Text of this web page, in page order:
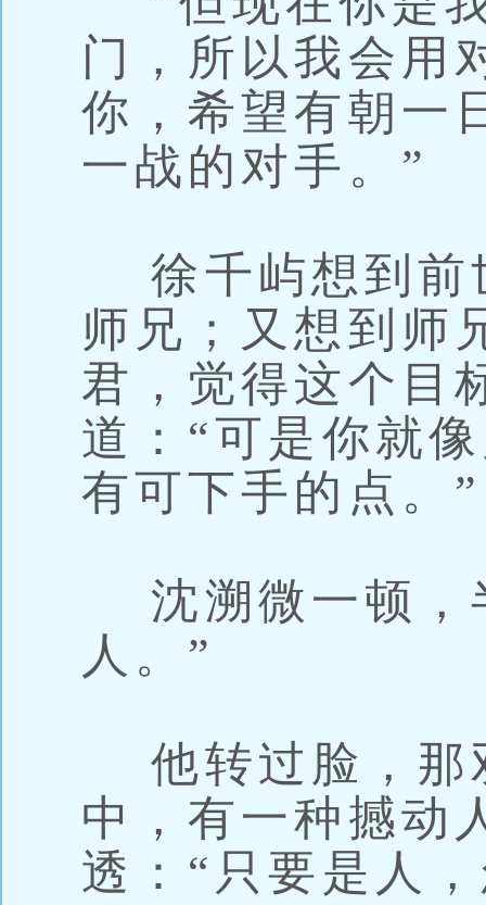
门，所以我会用
你，希望有朝一
一战的对手。”
徐千屿想到前
师兄；又想到师
君，觉得这个目
道：“可是你就
有可下手的点。”
沈溯微一顿，
人。”
他转过脸，那
中，有一种撼动
透：“只要是人